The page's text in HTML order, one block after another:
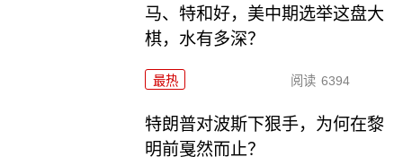
马、特和好，美中期选举这盘大
棋，水有多深？
最热 阅读 6394
特朗普对波斯下狠手，为何在黎
明前戛然而止？